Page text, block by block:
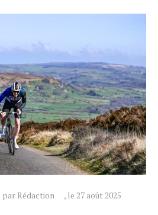
Rédaction , le 27 août 2025